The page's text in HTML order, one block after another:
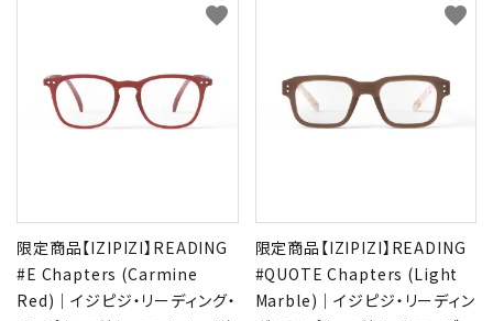
限定商品【IZIPIZI】READING
#E Chapters (Carmine
Red)｜イジピジ・リーディング・
favorite
限定商品【IZIPIZI】READING
#QUOTE Chapters (Light
Marble)｜イジピジ・リーディン
favorite